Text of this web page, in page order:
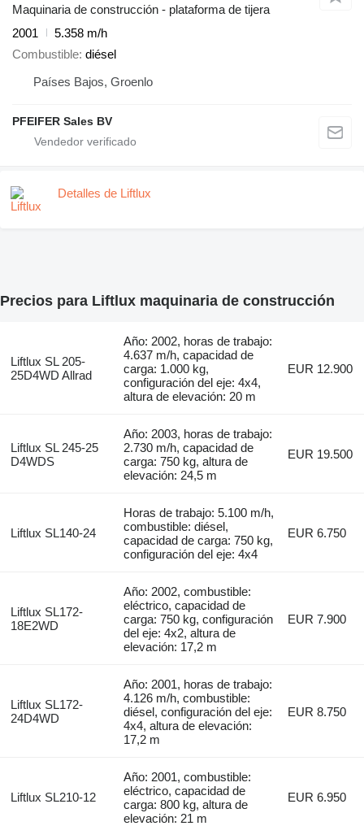
Maquinaria de construcción - plataforma de tijera
2001
5.358 m/h
Combustible diésel
Países Bajos, Groenlo
PFEIFER Sales BV
Detalles de Liftlux
Precios para Liftlux maquinaria de construcción
Liftlux SL 205-
25D4WD Allrad
Año: 2002, horas de trabajo:
4.637 m/h, capacidad de
carga: 1.000 kg,
configuración del eje: 4x4,
altura de elevación: 20 m
EUR 12.900
Liftlux SL 245-25
D4WDS
Año: 2003, horas de trabajo:
2.730 m/h, capacidad de
carga: 750 kg, altura de
elevación: 24,5 m
EUR 19.500
Liftlux SL140-24
Horas de trabajo: 5.100 m/h,
combustible: diésel,
capacidad de carga: 750 kg,
configuración del eje: 4x4
EUR 6.750
Liftlux SL172-
18E2WD
Año: 2002, combustible:
eléctrico, capacidad de
carga: 750 kg, configuración
del eje: 4x2, altura de
elevación: 17,2 m
EUR 7.900
Liftlux SL172-
24D4WD
Año: 2001, horas de trabajo:
4.126 m/h, combustible:
diésel, configuración del eje:
4x4, altura de elevación:
17,2 m
EUR 8.750
Liftlux SL210-12
Año: 2001, combustible:
eléctrico, capacidad de
carga: 800 kg, altura de
elevación: 21 m
EUR 6.950